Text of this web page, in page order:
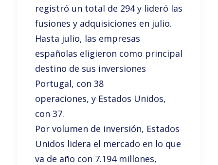
registró un total de 294 y lideró las
fusiones y adquisiciones en julio.
Hasta julio, las empresas
españolas eligieron como principal
destino de sus inversiones
Portugal, con 38
operaciones, y Estados Unidos,
con 37.
Por volumen de inversión, Estados
Unidos lidera el mercado en lo que
va de año con 7.194 millones,